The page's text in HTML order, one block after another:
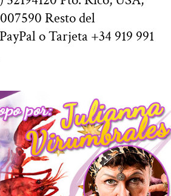
Resto del
o Tarjeta +34 919 991